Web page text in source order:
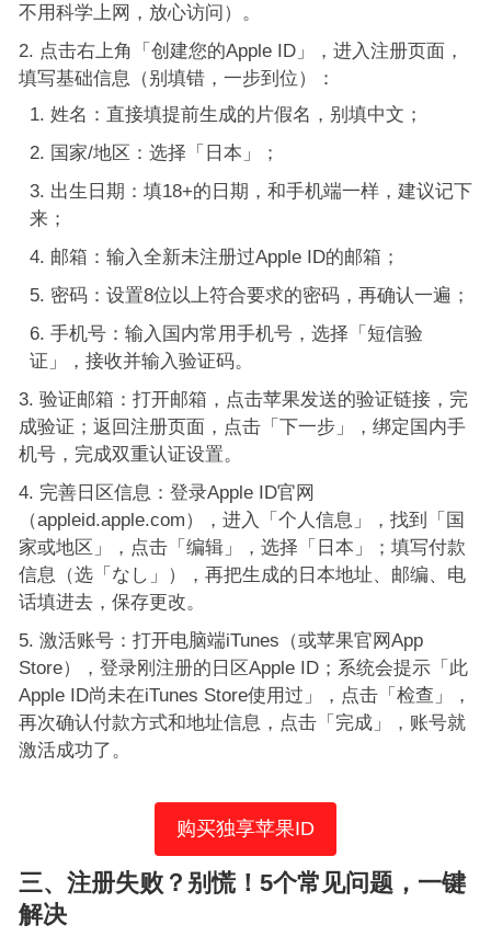
不用科学上网，放心访问）。
点击右上角「创建您的Apple ID」，进入注册页面，
填写基础信息（别填错，一步到位）：
姓名：直接填提前生成的片假名，别填中文；
国家/地区：选择「日本」；
出生日期：填18+的日期，和手机端一样，建议记下
来；
邮箱：输入全新未注册过Apple ID的邮箱；
密码：设置8位以上符合要求的密码，再确认一遍；
手机号：输入国内常用手机号，选择「短信验
证」，接收并输入验证码。
验证邮箱：打开邮箱，点击苹果发送的验证链接，完
成验证；返回注册页面，点击「下一步」，绑定国内手
机号，完成双重认证设置。
完善日区信息：登录Apple ID官网
（appleid.apple.com），进入「个人信息」，找到「国
家或地区」，点击「编辑」，选择「日本」；填写付款
信息（选「なし」），再把生成的日本地址、邮编、电
话填进去，保存更改。
激活账号：打开电脑端iTunes（或苹果官网App
Store），登录刚注册的日区Apple ID；系统会提示「此
Apple ID尚未在iTunes Store使用过」，点击「检查」，
再次确认付款方式和地址信息，点击「完成」，账号就
激活成功了。
购买独享苹果ID
三、注册失败？别慌！5个常见问题，一键
解决